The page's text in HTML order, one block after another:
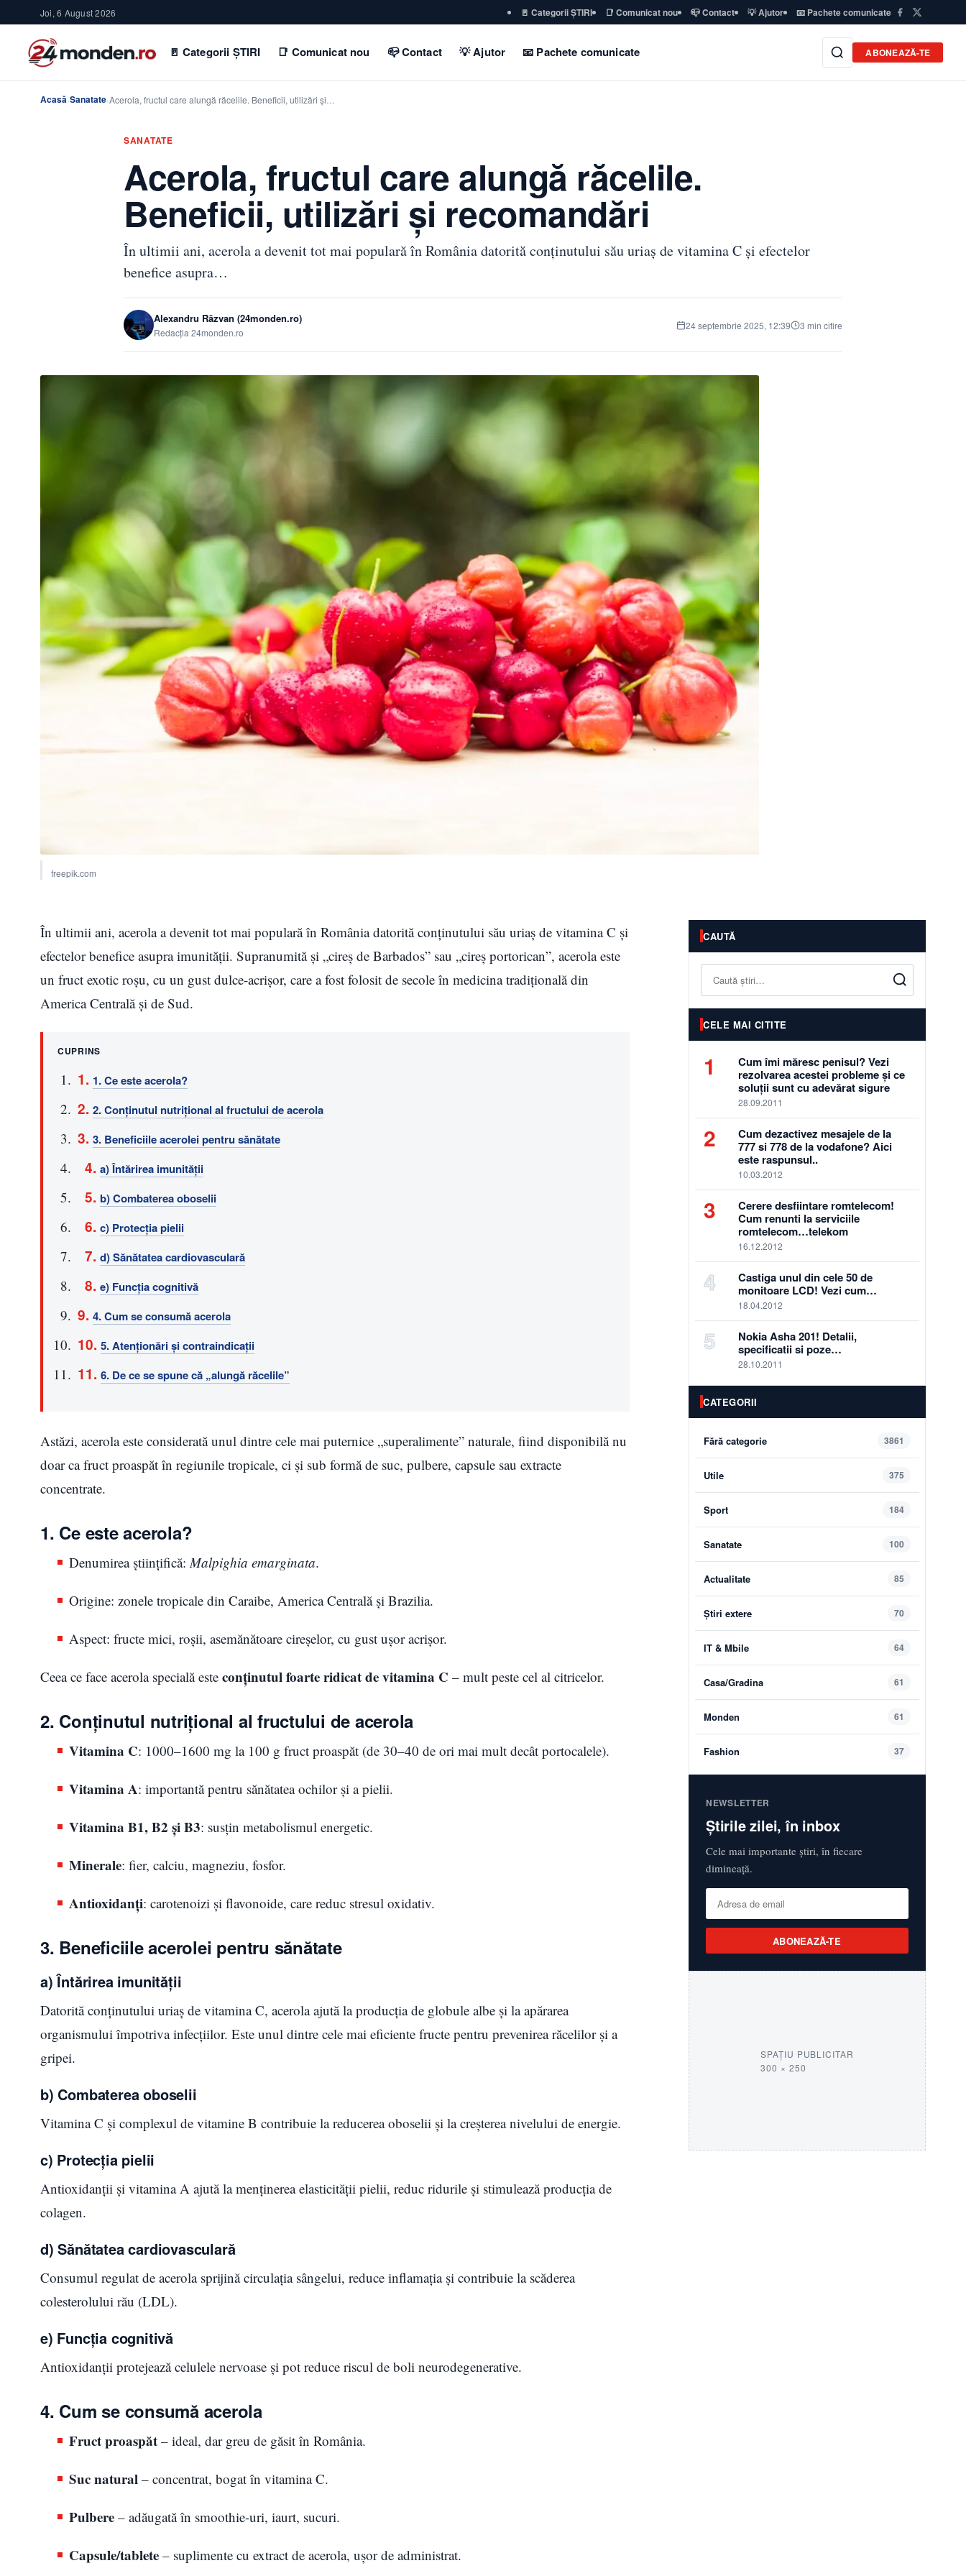
Joi, 6 August 2026 🚪 Categorii ȘTIRI 📑 Comunicat nou 📪 Contact 💡 Ajutor 📧 Pachete comunicate
🚪 Categorii ȘTIRI 📑 Comunicat nou 📪 Contact 💡 Ajutor 📧 Pachete comunicate ABONEAZĂ-TE
Acasă›Sanatate›Acerola, fructul care alungă răcelile. Beneficii, utilizări și…
SANATATE
Acerola, fructul care alungă răcelile.
Beneficii, utilizări și recomandări
În ultimii ani, acerola a devenit tot mai populară în România datorită conținutului său uriaș de vitamina C și efectelor
benefice asupra…
Alexandru Răzvan (24monden.ro)
Redacția 24monden.ro
24 septembrie 2025, 12:39 3 min citire
freepik.com
În ultimii ani, acerola a devenit tot mai populară în România datorită conținutului său uriaș de vitamina C și
efectelor benefice asupra imunității. Supranumită și „cireș de Barbados” sau „cireș portorican”, acerola este
un fruct exotic roșu, cu un gust dulce-acrișor, care a fost folosit de secole în medicina tradițională din
America Centrală și de Sud.
CUPRINS
1. Ce este acerola?
2. Conținutul nutrițional al fructului de acerola
3. Beneficiile acerolei pentru sănătate
a) Întărirea imunității
b) Combaterea oboselii
c) Protecția pielii
d) Sănătatea cardiovasculară
e) Funcția cognitivă
4. Cum se consumă acerola
5. Atenționări și contraindicații
6. De ce se spune că „alungă răcelile”
Astăzi, acerola este considerată unul dintre cele mai puternice „superalimente” naturale, fiind disponibilă nu
doar ca fruct proaspăt în regiunile tropicale, ci și sub formă de suc, pulbere, capsule sau extracte
concentrate.
1. Ce este acerola?
Denumirea științifică: Malpighia emarginata.
Origine: zonele tropicale din Caraibe, America Centrală și Brazilia.
Aspect: fructe mici, roșii, asemănătoare cireșelor, cu gust ușor acrișor.
Ceea ce face acerola specială este conținutul foarte ridicat de vitamina C – mult peste cel al citricelor.
2. Conținutul nutrițional al fructului de acerola
Vitamina C: 1000–1600 mg la 100 g fruct proaspăt (de 30–40 de ori mai mult decât portocalele).
Vitamina A: importantă pentru sănătatea ochilor și a pielii.
Vitamina B1, B2 și B3: susțin metabolismul energetic.
Minerale: fier, calciu, magneziu, fosfor.
Antioxidanți: carotenoizi și flavonoide, care reduc stresul oxidativ.
3. Beneficiile acerolei pentru sănătate
a) Întărirea imunității
Datorită conținutului uriaș de vitamina C, acerola ajută la producția de globule albe și la apărarea
organismului împotriva infecțiilor. Este unul dintre cele mai eficiente fructe pentru prevenirea răcelilor și a
gripei.
b) Combaterea oboselii
Vitamina C și complexul de vitamine B contribuie la reducerea oboselii și la creșterea nivelului de energie.
c) Protecția pielii
Antioxidanții și vitamina A ajută la menținerea elasticității pielii, reduc ridurile și stimulează producția de
colagen.
d) Sănătatea cardiovasculară
Consumul regulat de acerola sprijină circulația sângelui, reduce inflamația și contribuie la scăderea
colesterolului rău (LDL).
e) Funcția cognitivă
Antioxidanții protejează celulele nervoase și pot reduce riscul de boli neurodegenerative.
4. Cum se consumă acerola
Fruct proaspăt – ideal, dar greu de găsit în România.
Suc natural – concentrat, bogat în vitamina C.
Pulbere – adăugată în smoothie-uri, iaurt, sucuri.
Capsule/tablete – suplimente cu extract de acerola, ușor de administrat.
CAUTĂ
Caută
CELE MAI CITITE
1
Cum îmi măresc penisul? Vezi
rezolvarea acestei probleme și ce
soluții sunt cu adevărat sigure
28.09.2011
2
Cum dezactivez mesajele de la
777 si 778 de la vodafone? Aici
este raspunsul..
10.03.2012
3
Cerere desfiintare romtelecom!
Cum renunti la serviciile
romtelecom…telekom
16.12.2012
4
Castiga unul din cele 50 de
monitoare LCD! Vezi cum…
18.04.2012
5
Nokia Asha 201! Detalii,
specificatii si poze…
28.10.2011
CATEGORII
Fără categorie 3861
Utile 375
Sport 184
Sanatate 100
Actualitate 85
Știri extere 70
IT & Mbile 64
Casa/Gradina 61
Monden 61
Fashion 37
NEWSLETTER
Știrile zilei, în inbox
Cele mai importante știri, în fiecare
dimineață.
ABONEAZĂ-TE
SPAȚIU PUBLICITAR
300 × 250